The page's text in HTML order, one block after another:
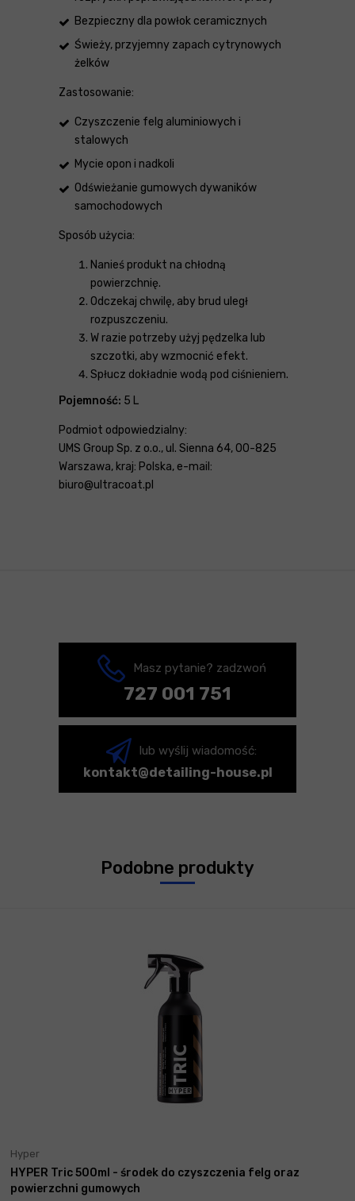
Bezpieczny dla powłok ceramicznych
Świeży, przyjemny zapach cytrynowych
żelków
Zastosowanie:
Czyszczenie felg aluminiowych i
stalowych
Mycie opon i nadkoli
Odświeżanie gumowych dywaników
samochodowych
Sposób użycia:
Nanieś produkt na chłodną
powierzchnię.
Odczekaj chwilę, aby brud uległ
rozpuszczeniu.
W razie potrzeby użyj pędzelka lub
szczotki, aby wzmocnić efekt.
Spłucz dokładnie wodą pod ciśnieniem.
Pojemność: 5 L
Podmiot odpowiedzialny:
UMS Group Sp. z o.o., ul. Sienna 64, 00-825
Warszawa, kraj: Polska, e-mail:
biuro@ultracoat.pl
Masz pytanie? zadzwoń
727 001 751
lub wyślij wiadomość:
kontakt@detailing-house.pl
Podobne produkty
Hyper
HYPER Tric 500ml - środek do czyszczenia felg oraz
powierzchni gumowych